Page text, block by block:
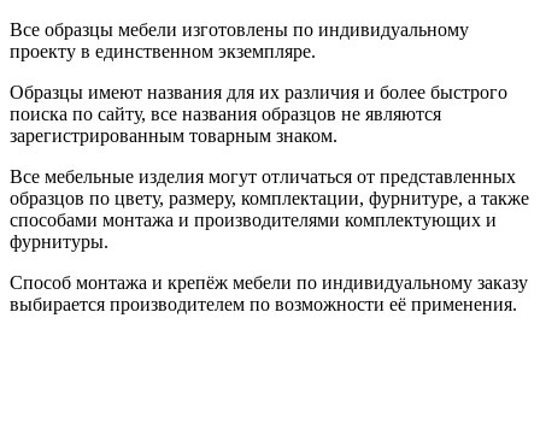
Все образцы мебели изготовлены по индивидуальному
проекту в единственном экземпляре.
Образцы имеют названия для их различия и более быстрого
поиска по сайту, все названия образцов не являются
зарегистрированным товарным знаком.
Все мебельные изделия могут отличаться от представленных
образцов по цвету, размеру, комплектации, фурнитуре, а также
способами монтажа и производителями комплектующих и
фурнитуры.
Способ монтажа и крепёж мебели по индивидуальному заказу
выбирается производителем по возможности её применения.